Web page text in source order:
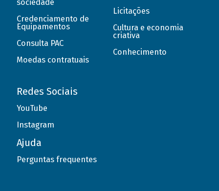
sociedade
Credenciamento de
Equipamentos
Consulta PAC
Moedas contratuais
Licitações
Cultura e economia
criativa
Conhecimento
Redes Sociais
YouTube
Instagram
Ajuda
Perguntas frequentes